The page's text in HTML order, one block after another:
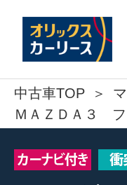
中古車TOP
ＭＡＺＤＡ３ フ